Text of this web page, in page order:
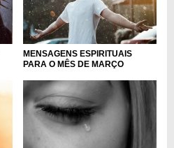
MENSAGENS ESPIRITUAIS
PARA O MÊS DE MARÇO